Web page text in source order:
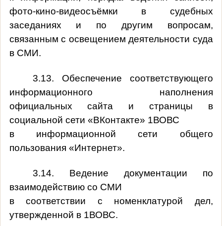
фото-кино-видеосъёмки в судебных
заседаниях и по другим вопросам,
связанным с освещением деятельности суда
в СМИ.
3.13. Обеспечение соответствующего
информационного наполнения
официальных сайта и страницы в
социальной сети «ВКонтакте» 1ВОВС
в информационной сети общего
пользования «Интернет».
3.14. Ведение документации по
взаимодействию со СМИ
в соответствии с номенклатурой дел,
утвержденной в 1ВОВС.